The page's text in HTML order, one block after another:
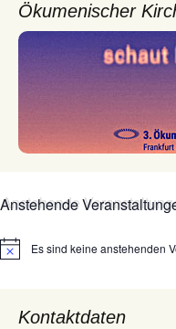
Ökumenischer
Anstehende
HinweisEs sind keine anstehenden
Kontaktdaten